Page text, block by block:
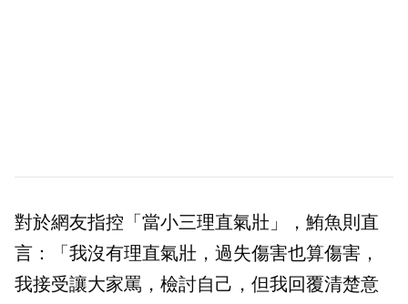
對於網友指控「當小三理直氣壯」，鮪魚則直
言：「我沒有理直氣壯，過失傷害也算傷害，
我接受讓大家罵，檢討自己，但我回覆清楚意